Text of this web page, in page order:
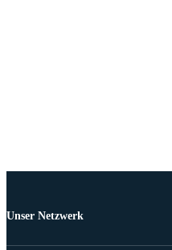
Unser Netzwerk